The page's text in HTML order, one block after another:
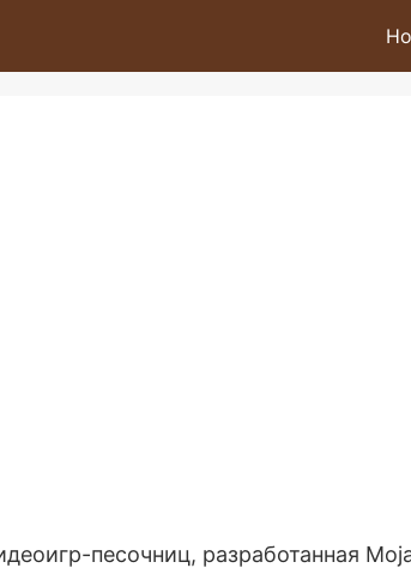
песочниц, разработанная